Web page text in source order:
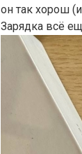
он так хорош
Зарядка всё